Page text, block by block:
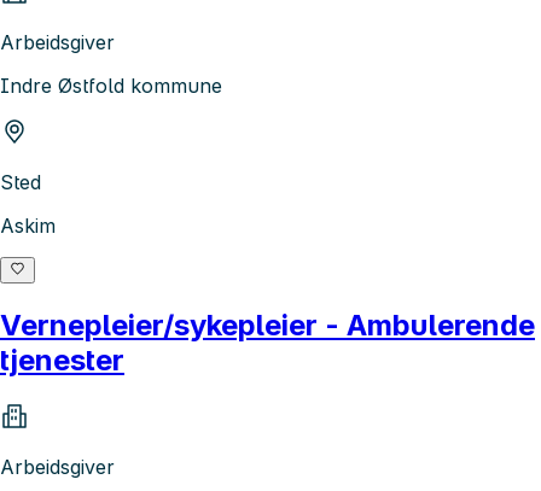
Arbeidsgiver
Indre Østfold kommune
Sted
Askim
Vernepleier/sykepleier - Ambulerende
tjenester
Arbeidsgiver